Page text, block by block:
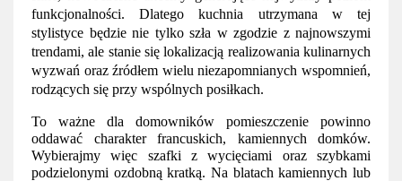
funkcjonalności. Dlatego kuchnia utrzymana w tej
stylistyce będzie nie tylko szła w zgodzie z najnowszymi
trendami, ale stanie się lokalizacją realizowania kulinarnych
wyzwań oraz źródłem wielu niezapomnianych wspomnień,
rodzących się przy wspólnych posiłkach.
To ważne dla domowników pomieszczenie powinno
oddawać charakter francuskich, kamiennych domków.
Wybierajmy więc szafki z wycięciami oraz szybkami
podzielonymi ozdobną kratką. Na blatach kamiennych lub